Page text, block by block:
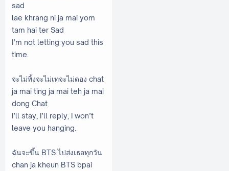
sad
lae khrang ni ja mai yom
tam hai ter Sad
I’m not letting you sad this
time.
จะไม่ทิ้งจะไม่เทจะไม่ดอง chat
ja mai ting ja mai teh ja mai
dong Chat
I’ll stay, I’ll reply, I won’t
leave you hanging.
ฉันจะขึ้น BTS ไปส่งเธอทุกวัน
chan ja kheun BTS bpai